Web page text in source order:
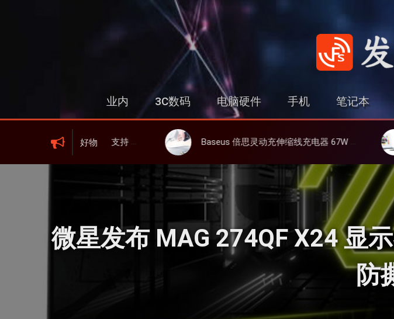
发烧友
业内 3C数码 电脑硬件 手机 笔记本
好物
6、屏显、6000mAh 电池、峰值下行2.0Gbps Baseus 倍思灵动充伸缩线充电器 67W 3C，超耐用可伸缩线、氮化镓、3C多设备同时充 大上
微星发布 MAG 274QF X24 显
防